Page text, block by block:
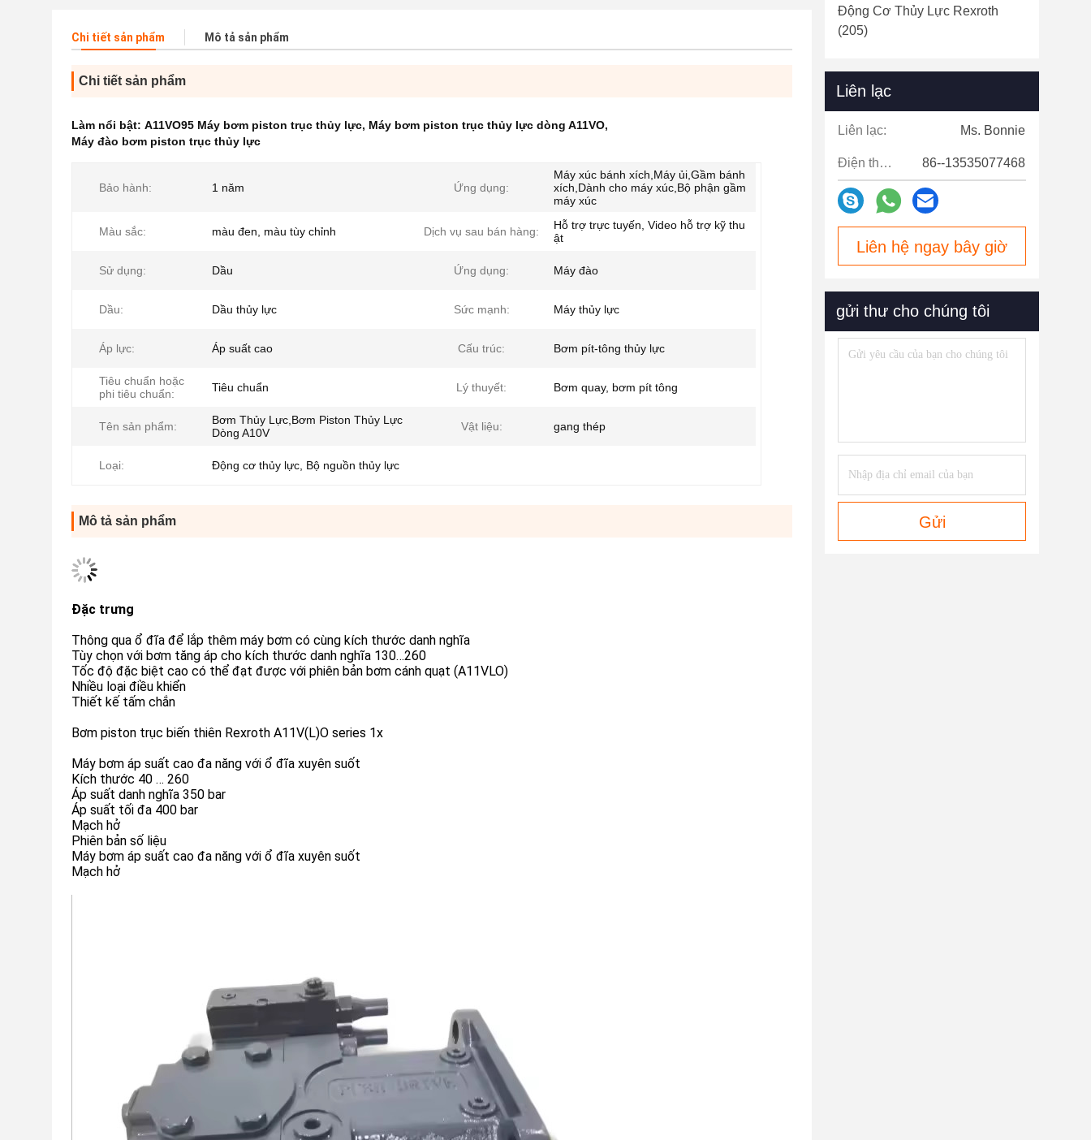
Chi tiết sản phẩm Mô tả sản phẩm
Chi tiết sản phẩm
Làm nổi bật: A11VO95 Máy bơm piston trục thủy lực, Máy bơm piston trục thủy lực dòng A11VO,
Máy đào bơm piston trục thủy lực
Bảo hành: 1 năm Ứng dụng:
Máy xúc bánh xích,Máy ủi,Gầm bánh
xích,Dành cho máy xúc,Bộ phận gầm
máy xúc
Màu sắc: màu đen, màu tùy chỉnh Dịch vụ sau bán hàng:
Hỗ trợ trực tuyến, Video hỗ trợ kỹ thu
ật
Sử dụng: Dầu Ứng dụng: Máy đào
Dầu: Dầu thủy lực Sức mạnh: Máy thủy lực
Áp lực: Áp suất cao Cấu trúc: Bơm pít-tông thủy lực
Tiêu chuẩn hoặc
phi tiêu chuẩn:
Tiêu chuẩn Lý thuyết: Bơm quay, bơm pít tông
Tên sản phẩm:
Bơm Thủy Lực,Bơm Piston Thủy Lực
Dòng A10V
Vật liệu: gang thép
Loại: Động cơ thủy lực, Bộ nguồn thủy lực
Mô tả sản phẩm
Đặc trưng
Thông qua ổ đĩa để lắp thêm máy bơm có cùng kích thước danh nghĩa
Tùy chọn với bơm tăng áp cho kích thước danh nghĩa 130…260
Tốc độ đặc biệt cao có thể đạt được với phiên bản bơm cánh quạt (A11VLO)
Nhiều loại điều khiển
Thiết kế tấm chắn
Bơm piston trục biến thiên Rexroth A11V(L)O series 1x
Máy bơm áp suất cao đa năng với ổ đĩa xuyên suốt
Kích thước 40 … 260
Áp suất danh nghĩa 350 bar
Áp suất tối đa 400 bar
Mạch hở
Phiên bản số liệu
Máy bơm áp suất cao đa năng với ổ đĩa xuyên suốt
Mạch hở
Động Cơ Thủy Lực Rexroth
(205)
Liên lạc
Liên lạc: Ms. Bonnie
Điện thoại: 86--13535077468
Liên hệ ngay bây giờ
gửi thư cho chúng tôi
Gửi